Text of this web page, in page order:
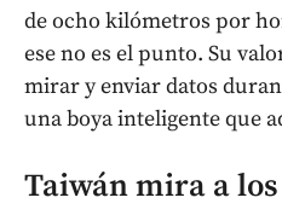
de ocho kilómetros por
ese no es el punto. Su
mirar y enviar datos
una boya inteligente que
Taiwán mira a